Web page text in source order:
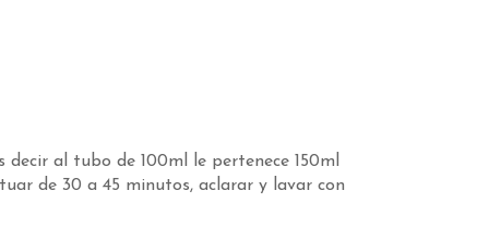
al tubo de 100ml le pertenece 150ml
de 30 a 45 minutos, aclarar y lavar con